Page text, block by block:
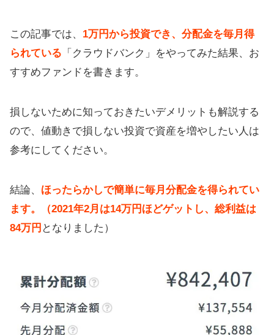
この記事では、 1万円から投資でき、分配金を毎月得
られている 「クラウドバンク」をやってみた結果、お
すすめファンドを書きます。
損しないために知っておきたいデメリットも解説する
ので、値動きで損しない投資で資産を増やしたい人は
参考にしてください。
結論、 ほったらかしで簡単に毎月分配金を得られてい
ます。（2021年2月は14万円ほどゲットし、総利益は
84万円 となりました）